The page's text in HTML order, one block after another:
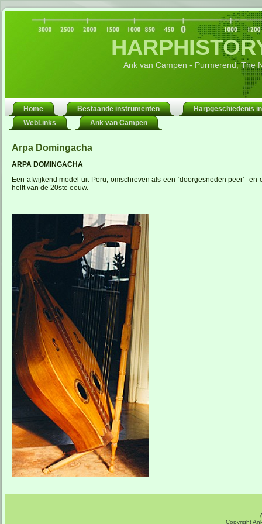
Ank van Campen - Purmerend, The
Home Bestaande instrumenten
Harpgeschiedenis
WebLinks
Ank van Campen
Arpa Domingacha
ARPA DOMINGACHA
Een afwijkend model uit Peru, omschreven als een ‘doorgesneden peer’
helft van de 20ste eeuw.
Copyright